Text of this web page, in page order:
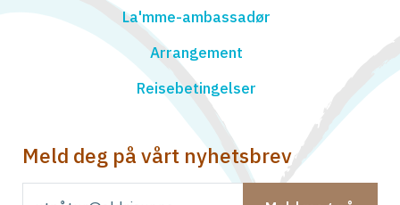
Meld deg på vårt nyhetsbrev
La'mme-ambassadør
Arrangement
Reisebetingelser